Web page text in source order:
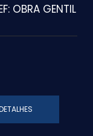
OBRA GENTIL